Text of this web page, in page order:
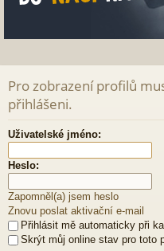
Pro zobrazení profilů
přihlášeni.
Uživatelské jméno:
Heslo:
Zapomněl(a) jsem heslo
Znovu poslat aktivační e-mail
Přihlásit mě automaticky při
Skrýt můj online stav pro toto